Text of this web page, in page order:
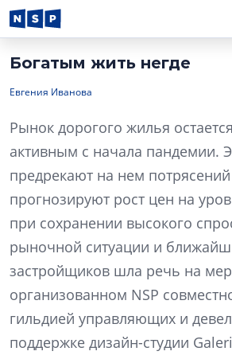
Богатым жить негде
Евгения Иванова
Рынок дорогого жилья
активным с начала пандемии.
предрекают на нем
прогнозируют рост цен на
при сохранении высокого
рыночной ситуации и
застройщиков шла речь на
организованном NSP
гильдией управляющих и
поддержке дизайн-студии